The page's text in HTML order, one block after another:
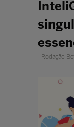
Redação